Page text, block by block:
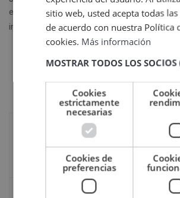
envía tu CV al correo electrónico
indicando en elasuntoel nombre del
Oferta de prácticas: Auxiliar
Siguiente publicación
sitio web, usted acepta todas
de acuerdo con nuestra Política
cookies. Más información
MOSTRAR TODOS LOS SOCIOS
Cookies
estrictamente
necesarias
Cookies de
preferencias